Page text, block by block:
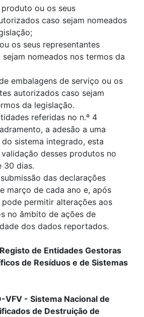
ou os seus
caso sejam nomeados
os seus representantes
nomeados nos termos da
embalagens de serviço ou os
autorizados caso sejam
da legislação.
referidas no n.º 4
a adesão a uma
sistema integrado, esta
desses produtos no
30 dias.
das declarações
março de cada ano e, após
pode permitir alterações aos
no âmbito de ações de
dos dados reportados.
de Entidades Gestoras
de Resíduos e de Sistemas
VFV - Sistema Nacional de
de Destruição de